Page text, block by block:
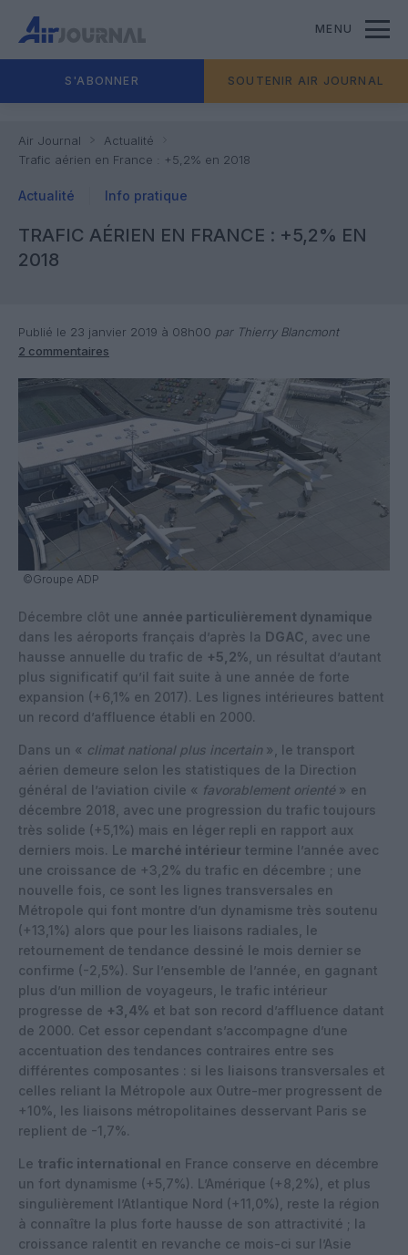
MENU
S'ABONNER SOUTENIR AIR JOURNAL
Air Journal
Actualité
Trafic aérien en France : +5,2% en 2018
Actualité Info pratique
TRAFIC AÉRIEN EN FRANCE : +5,2% EN
2018
Publié le 23 janvier 2019 à 08h00 par Thierry Blancmont
2 commentaires
©Groupe ADP
Décembre clôt une année particulièrement dynamique
dans les aéroports français d’après la DGAC
, avec une
hausse annuelle du trafic de +5,2% , un résultat d’autant
plus significatif qu’il fait suite à une année de forte
expansion (+6,1% en 2017). Les lignes intérieures battent
un record d’affluence établi en 2000.
Dans un « climat national plus incertain », le transport
aérien demeure selon les statistiques de la Direction
général de l’aviation civile « favorablement orienté » en
décembre 2018, avec une progression du trafic toujours
très solide (+5,1%) mais en léger repli en rapport aux
derniers mois. Le marché intérieur termine l’année avec
une croissance de +3,2% du trafic en décembre ; une
nouvelle fois, ce sont les lignes transversales en
Métropole qui font montre d’un dynamisme très soutenu
(+13,1%) alors que pour les liaisons radiales, le
retournement de tendance dessiné le mois dernier se
confirme (-2,5%). Sur l’ensemble de l’année, en gagnant
plus d’un million de voyageurs, le trafic intérieur
progresse de +3,4% et bat son record d’affluence datant
de 2000. Cet essor cependant s’accompagne d’une
accentuation des tendances contraires entre ses
différentes composantes : si les liaisons transversales et
celles reliant la Métropole aux Outre-mer progressent de
+10%, les liaisons métropolitaines desservant Paris se
replient de -1,7%.
Le trafic international en France conserve en décembre
un fort dynamisme (+5,7%). L’Amérique (+8,2%), et plus
singulièrement l’Atlantique Nord (+11,0%), reste la région
à connaître la plus forte hausse de son attractivité ; la
croissance ralentit en revanche ce mois-ci sur l’Asie